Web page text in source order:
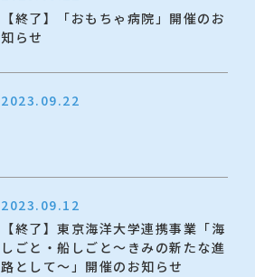
【終了】「おもちゃ病院」開催のお
知らせ
2023.09.22
2023.09.12
【終了】東京海洋大学連携事業「海
しごと・船しごと～きみの新たな進
路として～」開催のお知らせ